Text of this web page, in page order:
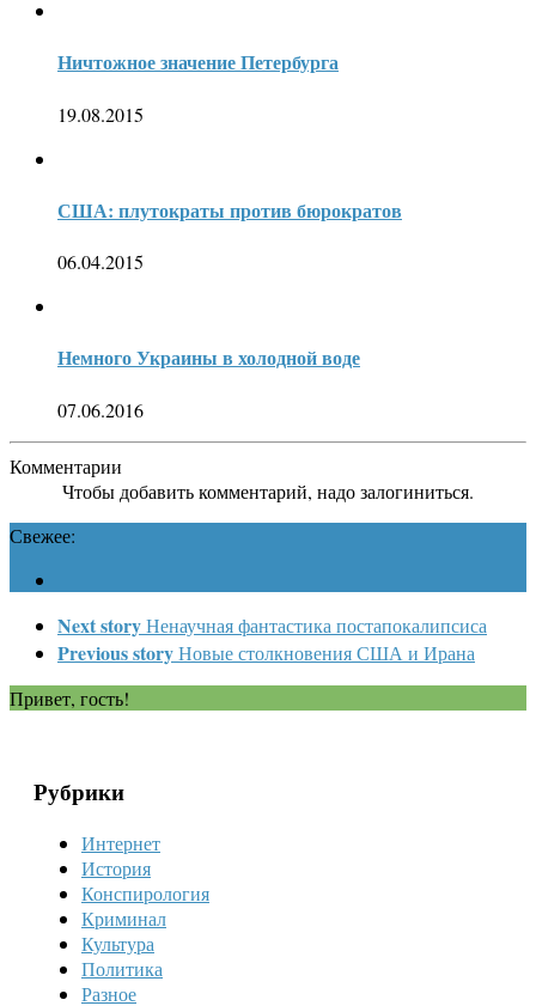
Ничтожное значение Петербурга
19.08.2015
США: плутократы против бюрократов
06.04.2015
Немного Украины в холодной воде
07.06.2016
Комментарии
Чтобы добавить комментарий, надо залогиниться.
Свежее:
Next storyНенаучная фантастика постапокалипсиса
Previous storyНовые столкновения США и Ирана
Привет, гость!
Рубрики
Интернет
История
Конспирология
Криминал
Культура
Политика
Разное